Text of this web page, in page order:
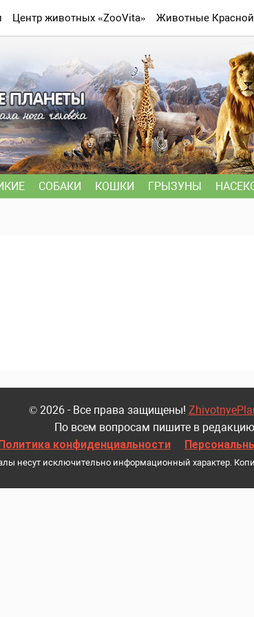
Центр животных «ZooVita» Животные Красной
СОБАКИ КОШКИ ГРЫЗУНЫ
© 2026 - Все права защищены!
По всем вопросам пишите в
конфиденциальности
несут исключительно информационный характер.